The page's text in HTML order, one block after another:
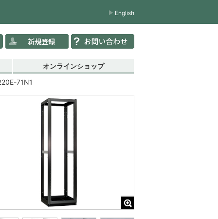
English
オンラインショップ
71N1